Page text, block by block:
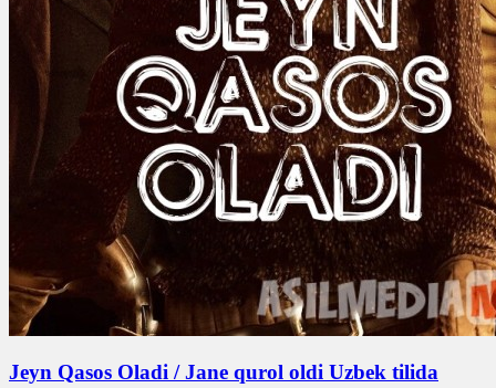
Jeyn Qasos Oladi / Jane qurol oldi Uzbek tilida